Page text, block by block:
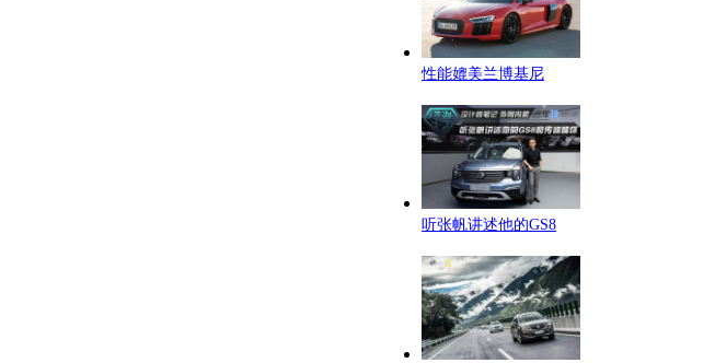
性能媲美兰博基尼
听张帆讲述他的GS8